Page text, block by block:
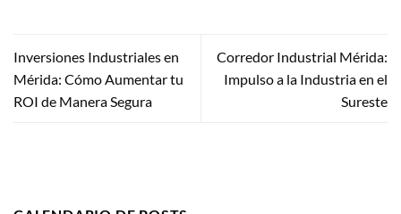
Inversiones Industriales en
Mérida: Cómo Aumentar tu
ROI de Manera Segura
Corredor Industrial Mérida:
Impulso a la Industria en el
Sureste